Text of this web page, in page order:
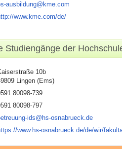
ausbildung@kme.com
www.kme.com/de/
Studiengänge der
10b
Lingen (Ems)
80098-739
80098-797
ids@hs-osnabrueck.de
www.hs-osnabrueck.de/de/wir/